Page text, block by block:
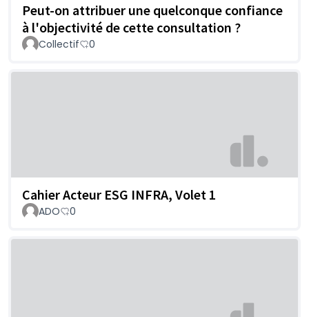
Peut-on attribuer une quelconque confiance
à l'objectivité de cette consultation ?
Collectif 0
Cahier Acteur ESG INFRA, Volet 1
ADO 0